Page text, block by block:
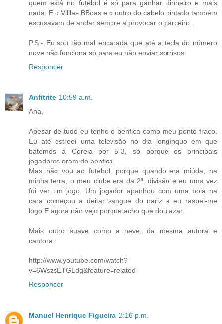
quem está no futebol é só para ganhar dinheiro e mais
nada. E o Villlas BBoas e o outro do cabelo pintado também
escusavam de andar sempre a provocar o parceiro.
P.S.- Eu sou tão mal encarada que até a tecla do número
nove não funciona só para eu não enviar sorrisos.
Responder
Anfitrite 10:59 a.m.
Ana,
Apesar de tudo eu tenho o benfica como meu ponto fraco.
Eu até estreei uma televisão no dia longínquo em que
batemos a Coreia por 5-3, só porque os principais
jogadores eram do benfica.
Mas não vou ao futebol, porque quando era miúda, na
minha terra, o meu clube era da 2ª. divisão e eu uma vez
fui ver um jogo. Um jogador apanhou com uma bola na
cara começou a deitar sangue do nariz e eu raspei-me
logo.E agora não vejo porque acho que dou azar.
Mais outro suave como a neve, da mesma autora e
cantora:
http://www.youtube.com/watch?
v=6WszsETGLdg&feature=related
Responder
Manuel Henrique Figueira 2:16 p.m.